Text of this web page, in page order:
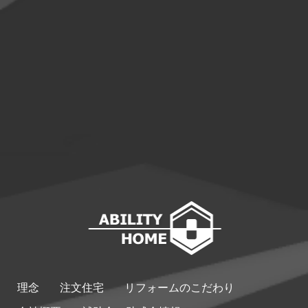
理念 注文住宅
リフォームのこだわり